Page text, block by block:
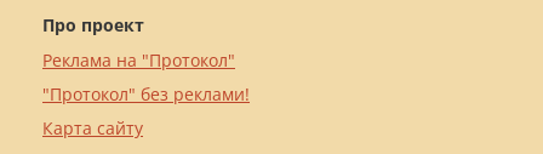
Про проект
Реклама на "Протокол"
"Протокол" без реклами!
Карта сайту